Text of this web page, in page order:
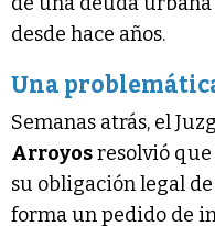
desde hace años.
Una
Semanas atrás, el
Arroyosresolvió que
su obligación legal
forma un pedido de